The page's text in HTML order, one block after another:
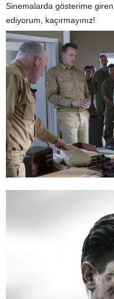
Sinemalarda gösterime
ediyorum, kaçırmayınız!